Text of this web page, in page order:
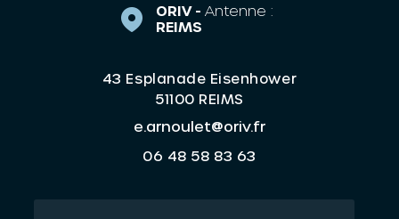
ORIV - Antenne :
REIMS
43 Esplanade Eisenhower
51100 REIMS
e.arnoulet@oriv.fr
06 48 58 83 63